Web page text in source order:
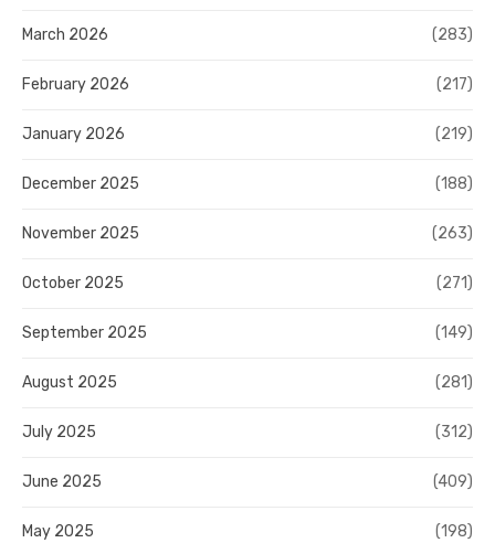
March 2026 (283)
February 2026 (217)
January 2026 (219)
December 2025 (188)
November 2025 (263)
October 2025 (271)
September 2025 (149)
August 2025 (281)
July 2025 (312)
June 2025 (409)
May 2025 (198)